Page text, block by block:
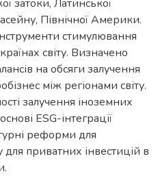
затоки, Латинської
Північної Америки.
стимулювання
світу. Визначено
на обсяги залучення
між регіонами світу.
залучення іноземних
ESG-інтеграції
реформи для
приватних інвестицій в